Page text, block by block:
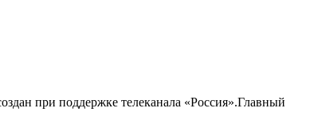
при поддержке телеканала «Россия».Главный